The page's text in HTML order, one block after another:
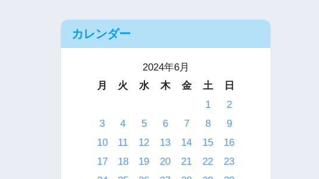
カレンダー
2024年6月
月
火 水 木 金 土
日
1
2
3
4 5 6 7 8
9
10
11 12 13 14 15
16
17
18 19 20 21 22
23